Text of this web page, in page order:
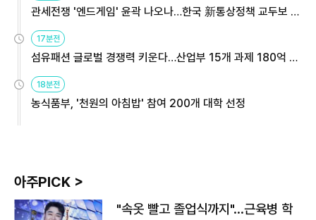
관세전쟁 '엔드게임' 윤곽 나오나…한국 新통상정책 교두보 활
17분전
섬유패션 글로벌 경쟁력 키운다…산업부 15개 과제 180억 지
18분전
농식품부, '천원의 아침밥' 참여 200개 대학 선정
아주PICK >
"속옷 빨고 졸업식까지"…근육병 학